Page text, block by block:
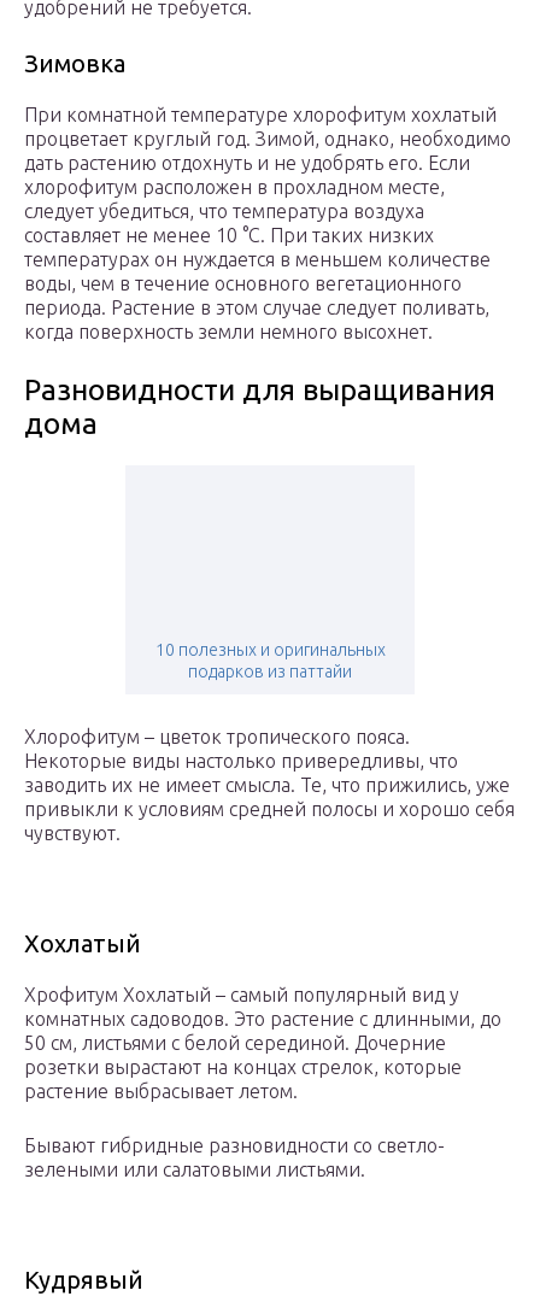
удобрений не требуется.
Зимовка
При комнатной температуре хлорофитум хохлатый
процветает круглый год. Зимой, однако, необходимо
дать растению отдохнуть и не удобрять его. Если
хлорофитум расположен в прохладном месте,
следует убедиться, что температура воздуха
составляет не менее 10 °C. При таких низких
температурах он нуждается в меньшем количестве
воды, чем в течение основного вегетационного
периода. Растение в этом случае следует поливать,
когда поверхность земли немного высохнет.
Разновидности для выращивания
дома
10 полезных и оригинальных
подарков из паттайи
Хлорофитум – цветок тропического пояса.
Некоторые виды настолько привередливы, что
заводить их не имеет смысла. Те, что прижились, уже
привыкли к условиям средней полосы и хорошо себя
чувствуют.
Хохлатый
Хрофитум Хохлатый – самый популярный вид у
комнатных садоводов. Это растение с длинными, до
50 см, листьями с белой серединой. Дочерние
розетки вырастают на концах стрелок, которые
растение выбрасывает летом.
Бывают гибридные разновидности со светло-
зелеными или салатовыми листьями.
Кудрявый